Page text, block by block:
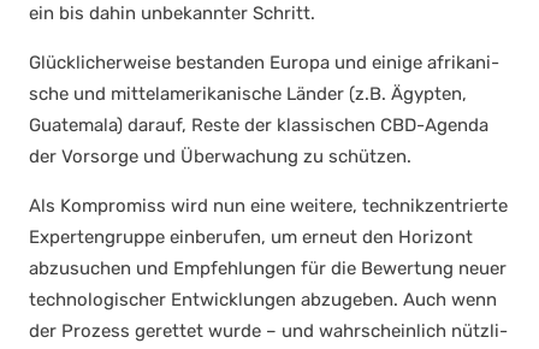
ein bis dahin unbe­kann­ter Schritt.
Glück­li­cher­wei­se bestan­den Euro­pa und eini­ge afri­ka­ni­
sche und mit­tel­ame­ri­ka­ni­sche Län­der (z.B. Ägyp­ten,
Gua­te­ma­la) dar­auf, Res­te der klas­si­schen CBD-Agen­da
der Vor­sor­ge und Über­wa­chung zu schüt­zen.
Als Kom­pro­miss wird nun eine wei­te­re, tech­nik­zen­trier­te
Exper­ten­grup­pe ein­be­ru­fen, um erneut den Hori­zont
abzu­su­chen und Emp­feh­lun­gen für die Bewer­tung neu­er
tech­no­lo­gi­scher Ent­wick­lun­gen abzu­ge­ben. Auch wenn
der Pro­zess geret­tet wur­de – und wahr­schein­lich nütz­li­